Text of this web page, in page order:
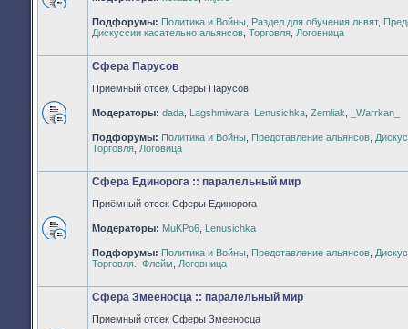
непрочитанных
сообщений
Подфорумы: Политика и Войны Раздел для обучения львят,
Дискуссии касательно альянсов Торговля Логовница
непрочитанных
сообщений
Сфера Парусов
Приемный отсек Сферы Парусов
Модераторы: dada Lagshmiwara Lenusichka Zemliak _Warrkan_
Подфорумы: Политика и Войны Представление альянсов
Торговля Логовица
непрочитанных
сообщений
Сфера Единорога :: паралельный мир
Приёмный отсек Сферы Единорога
Модераторы: MuKPo6 Lenusichka
Подфорумы: Политика и Войны Представление альянсов
Торговля.
Флейм Логовница
Сфера Змееносца :: паралельный мир
Приемный отсек Сферы Змееносца